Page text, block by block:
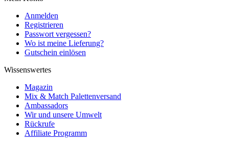
Anmelden
Registrieren
Passwort vergessen?
Wo ist meine Lieferung?
Gutschein einlösen
Wissenswertes
Magazin
Mix & Match Palettenversand
Ambassadors
Wir und unsere Umwelt
Rückrufe
Affiliate Programm